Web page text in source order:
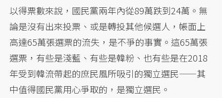
以得票數來說，國民黨兩年內從89萬跌到24萬。無
論是沒有出來投票、或是轉投其他候選人，帳面上
高達65萬張選票的流失，是不爭的事實。這65萬張
選票，有些是淺藍、有些是韓粉、也有些是在2018
年受到韓流帶起的庶民風所吸引的獨立選民——其
中值得國民黨用心爭取的，是獨立選民。